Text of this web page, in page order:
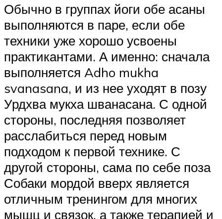
Обычно в группах йоги обе асаны
выполняются в паре, если обе
техники уже хорошо усвоены
практикантами. А именно: сначала
выполняется Adho mukha
svanasana, и из нее уходят в позу
Урдхва мукха шванасана. С одной
стороны, последняя позволяет
расслабиться перед новым
подходом к первой технике. С
другой стороны, сама по себе поза
Собаки мордой вверх является
отличным тренингом для многих
мышц и связок, а также терапией и